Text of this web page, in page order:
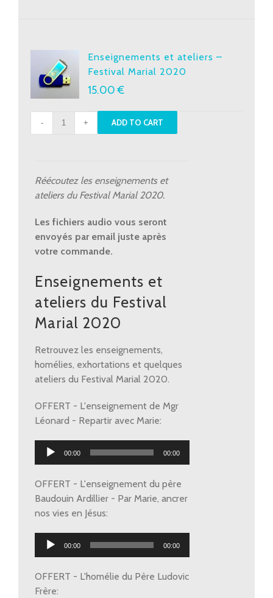
Enseignements et ateliers –
Festival Marial 2020
15.00€
Enseignements
Festival
Marial
quantity
ADD TO CART
Réécoutez les enseignements et
ateliers du Festival Marial 2020.
Les fichiers audio vous seront
envoyés par email juste après
votre commande.
Enseignements et
ateliers du Festival
Marial 2020
Retrouvez les enseignements,
homélies, exhortations et quelques
ateliers du Festival Marial 2020.
OFFERT - L'enseignement de Mgr
Léonard - Repartir avec Marie:
Lecteur
00:00 00:00
OFFERT - L'enseignement du père
Baudouin Ardillier - Par Marie, ancrer
nos vies en Jésus:
Lecteur
00:00 00:00
OFFERT - L'homélie du Père Ludovic
Frère: